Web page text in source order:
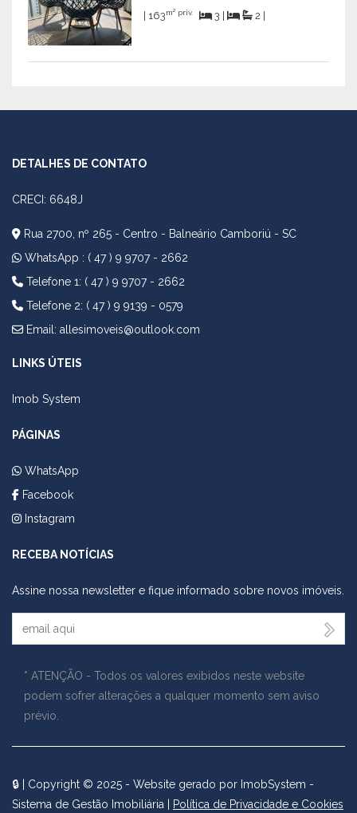
| 163m² priv. 3 | 2 |
DETALHES DE CONTATO
CRECI: 6648J
Rua 2700, nº 265 - Centro - Balneário Camboriú - SC
WhatsApp : ( 47 ) 9 9707 - 2662
Telefone 1: ( 47 ) 9 9707 - 2662
Telefone 2: ( 47 ) 9 9139 - 0579
Email: allesimoveis@outlook.com
LINKS ÚTEIS
Imob System
PÁGINAS
WhatsApp
Facebook
Instagram
RECEBA NOTÍCIAS
Assine nossa newsletter e fique informado sobre novos imóveis.
Seu Email
* ATENÇÃO - Todos os valores exibidos neste website
podem sofrer alterações a qualquer momento sem aviso
prévio.
🔒 | Copyright © 2025 - Website gerado por ImobSystem -
Sistema de Gestão Imobiliária
Política de Privacidade e Cookies